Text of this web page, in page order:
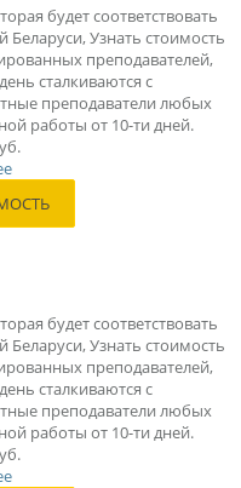
будет соответствовать
Узнать стоимость
преподавателей,
сталкиваются с
преподаватели любых
работы от 10-ти дней.
будет соответствовать
Узнать стоимость
преподавателей,
сталкиваются с
преподаватели любых
работы от 10-ти дней.